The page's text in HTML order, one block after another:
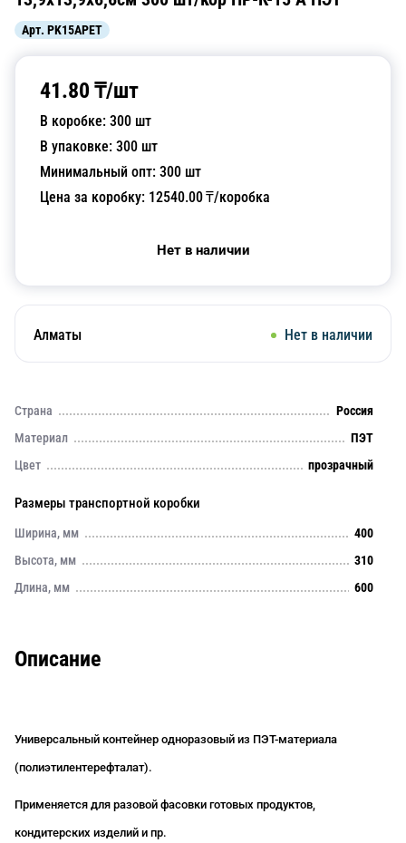
Арт. PK15APET
41.80 ₸/шт
В коробке: 300 шт
В упаковке: 300 шт
Минимальный опт: 300 шт
Цена за коробку: 12540.00₸/коробка
Нет в наличии
Алматы Нет в наличии
Страна
Россия
Материал
ПЭТ
Цвет
прозрачный
Размеры транспортной коробки
Ширина, мм
400
Высота, мм
310
Длина, мм
600
Описание
Универсальный контейнер одноразовый из ПЭТ-материала
(полиэтилентерефталат).
Применяется для разовой фасовки готовых продуктов,
кондитерских изделий и пр.